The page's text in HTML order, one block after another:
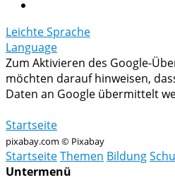
Leichte Sprache
Language
Zum Aktivieren des Google-
möchten darauf hinweisen,
Daten an Google übermittelt
Startseite
pixabay.com © Pixabay
StartseiteThemen Bildung
Untermenü